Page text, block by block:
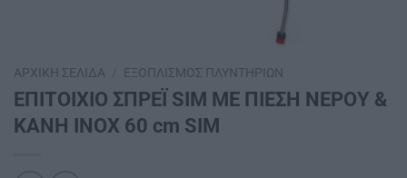
ΑΡΧΙΚΉ ΣΕΛΊΔΑ ΕΞΟΠΛΙΣΜΌΣ ΠΛΥΝΤΗΡΊΩΝ
ΕΠΙΤΟΙΧΙΟ ΣΠΡΕΪ SIM ΜΕ ΠΙΕΣΗ ΝΕΡΟΥ &
ΚΑΝΗ INOX 60 cm SΙΜ